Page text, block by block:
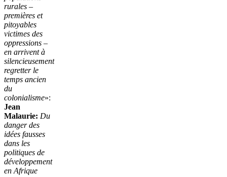
rurales –
premières et
pitoyables
victimes des
oppressions –
en arrivent à
silencieusement
regretter le
temps ancien
du
colonialisme»:
Jean
Malaurie: Du
danger des
idées fausses
dans les
politiques de
développement
en Afrique